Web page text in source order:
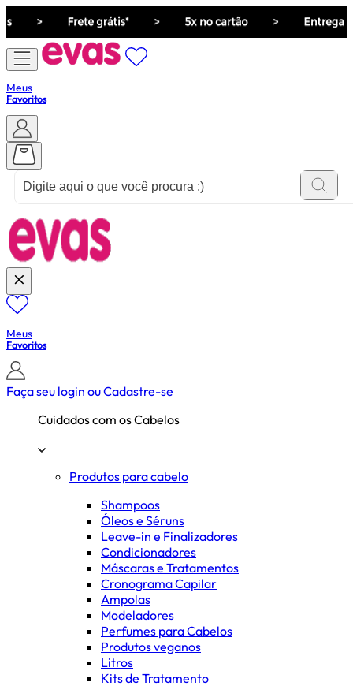
Meus
Favoritos
Meus
Favoritos
Faça seu login ouCadastre-se
Cuidados com os Cabelos
Produtos para cabelo
Shampoos
Óleos e Séruns
Leave-in e Finalizadores
Condicionadores
Máscaras e Tratamentos
Cronograma Capilar
Ampolas
Modeladores
Perfumes para Cabelos
Produtos veganos
Litros
Kits de Tratamento